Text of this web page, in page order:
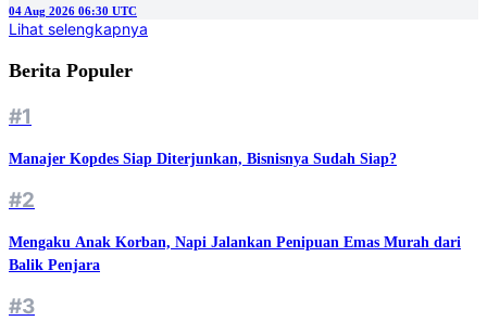
04 Aug 2026 06:30 UTC
Lihat selengkapnya
Berita Populer
#1
Manajer Kopdes Siap Diterjunkan, Bisnisnya Sudah Siap?
#2
Mengaku Anak Korban, Napi Jalankan Penipuan Emas Murah dari
Balik Penjara
#3